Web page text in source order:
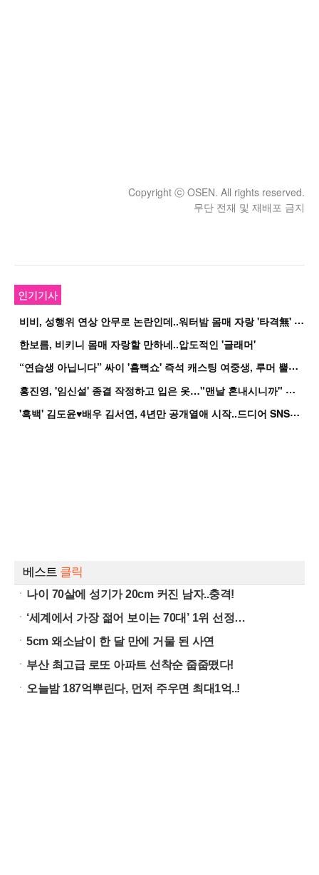
Copyright ⓒ OSEN. All rights reserved.
무단 전재 및 재배포 금지
인기기사
비
비, 성행위 연상 안무로 논란인데..워터밤 몸매 자랑 '타격無' 근황
한보름, 비키니 몸매 자랑할 만하네..압도적인 '글래머'
“
연습생 아닙니다” 싸이 '흠뻑쇼' 즉석 캐스팅 여중생, 루머 뿔났다[Oh!쎈 이...
홍
진영, '임신설' 종결 작정하고 입은 옷…"맨날 혼내시니까" 억울
'
흑백' 김도윤♥배우 김서연, 4년만 공개열애 시작..드디어 SNS에 노출 [핫피...